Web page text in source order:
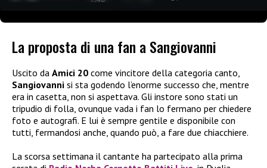
La proposta di una fan a Sangiovanni
Uscito da Amici 20 come vincitore della categoria canto,
Sangiovanni si sta godendo l’enorme successo che, mentre
era in casetta, non si aspettava. Gli instore sono stati un
tripudio di folla, ovunque vada i fan lo fermano per chiedere
foto e autografi. E lui è sempre gentile e disponibile con
tutti, fermandosi anche, quando può, a fare due chiacchiere.
La scorsa settimana il cantante ha partecipato alla prima